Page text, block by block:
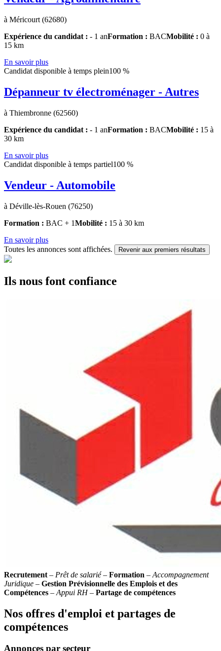
à Méricourt (62680)
Expérience du candidat : - 1 anFormation : BACMobilité : 0 à
15 km
En savoir plus
Candidat disponible à temps plein100 %
Dépanneur tv électroménager - Autres
à Thiembronne (62560)
Expérience du candidat : - 1 anFormation : BACMobilité : 15 à
30 km
En savoir plus
Candidat disponible à temps partiel100 %
Vendeur - Automobile
à Déville-lès-Rouen (76250)
Formation : BAC + 1Mobilité : 15 à 30 km
En savoir plus
Toutes les annonces sont affichées.
Revenir aux premiers résultats
Ils nous font confiance
Recrutement – Prêt de salarié– Formation – Accompagnement
Juridique – Gestion Prévisionnelle des Emplois et des
Compétences – Appui RH– Partage de compétences
Nos offres d'emploi et partages de
compétences
Annonces par secteur